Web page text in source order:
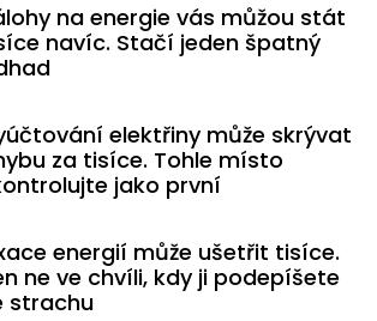
na energie vás můžou stát
navíc. Stačí jeden špatný
elektřiny může skrývat
za tisíce. Tohle místo
jako první
energií může ušetřit tisíce.
ne ve chvíli, kdy ji podepíšete
strachu